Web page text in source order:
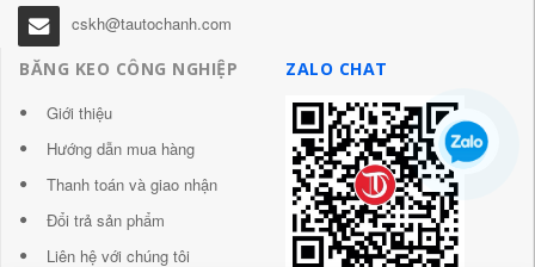
cskh@tautochanh.com
BĂNG KEO CÔNG NGHIỆP
Giới thiệu
Hướng dẫn mua hàng
Thanh toán và giao nhận
Đổi trả sản phẩm
Liên hệ với chúng tôi
ZALO CHAT